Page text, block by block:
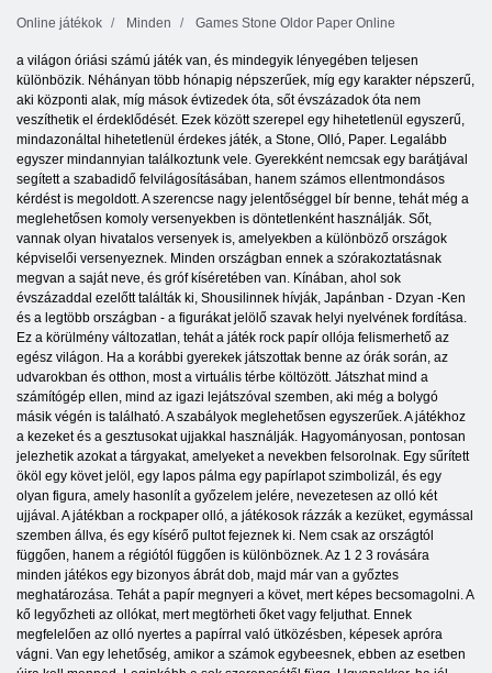
Online játékok Minden Games Stone Oldor Paper Online
a világon óriási számú játék van, és mindegyik lényegében teljesen
különbözik. Néhányan több hónapig népszerűek, míg egy karakter népszerű,
aki központi alak, míg mások évtizedek óta, sőt évszázadok óta nem
veszíthetik el érdeklődését. Ezek között szerepel egy hihetetlenül egyszerű,
mindazonáltal hihetetlenül érdekes játék, a Stone, Olló, Paper. Legalább
egyszer mindannyian találkoztunk vele. Gyerekként nemcsak egy barátjával
segített a szabadidő felvilágosításában, hanem számos ellentmondásos
kérdést is megoldott. A szerencse nagy jelentőséggel bír benne, tehát még a
meglehetősen komoly versenyekben is döntetlenként használják. Sőt,
vannak olyan hivatalos versenyek is, amelyekben a különböző országok
képviselői versenyeznek. Minden országban ennek a szórakoztatásnak
megvan a saját neve, és gróf kíséretében van. Kínában, ahol sok
évszázaddal ezelőtt találták ki, Shousilinnek hívják, Japánban - Dzyan -Ken
és a legtöbb országban - a figurákat jelölő szavak helyi nyelvének fordítása.
Ez a körülmény változatlan, tehát a játék rock papír ollója felismerhető az
egész világon. Ha a korábbi gyerekek játszottak benne az órák során, az
udvarokban és otthon, most a virtuális térbe költözött. Játszhat mind a
számítógép ellen, mind az igazi lejátszóval szemben, aki még a bolygó
másik végén is található. A szabályok meglehetősen egyszerűek. A játékhoz
a kezeket és a gesztusokat ujjakkal használják. Hagyományosan, pontosan
jelezhetik azokat a tárgyakat, amelyeket a nevekben felsorolnak. Egy sűrített
ököl egy követ jelöl, egy lapos pálma egy papírlapot szimbolizál, és egy
olyan figura, amely hasonlít a győzelem jelére, nevezetesen az olló két
ujjával. A játékban a rockpaper olló, a játékosok rázzák a kezüket, egymással
szemben állva, és egy kísérő pultot fejeznek ki. Nem csak az országtól
függően, hanem a régiótól függően is különböznek. Az 1 2 3 rovására
minden játékos egy bizonyos ábrát dob, majd már van a győztes
meghatározása. Tehát a papír megnyeri a követ, mert képes becsomagolni. A
kő legyőzheti az ollókat, mert megtörheti őket vagy feljuthat. Ennek
megfelelően az olló nyertes a papírral való ütközésben, képesek apróra
vágni. Van egy lehetőség, amikor a számok egybeesnek, ebben az esetben